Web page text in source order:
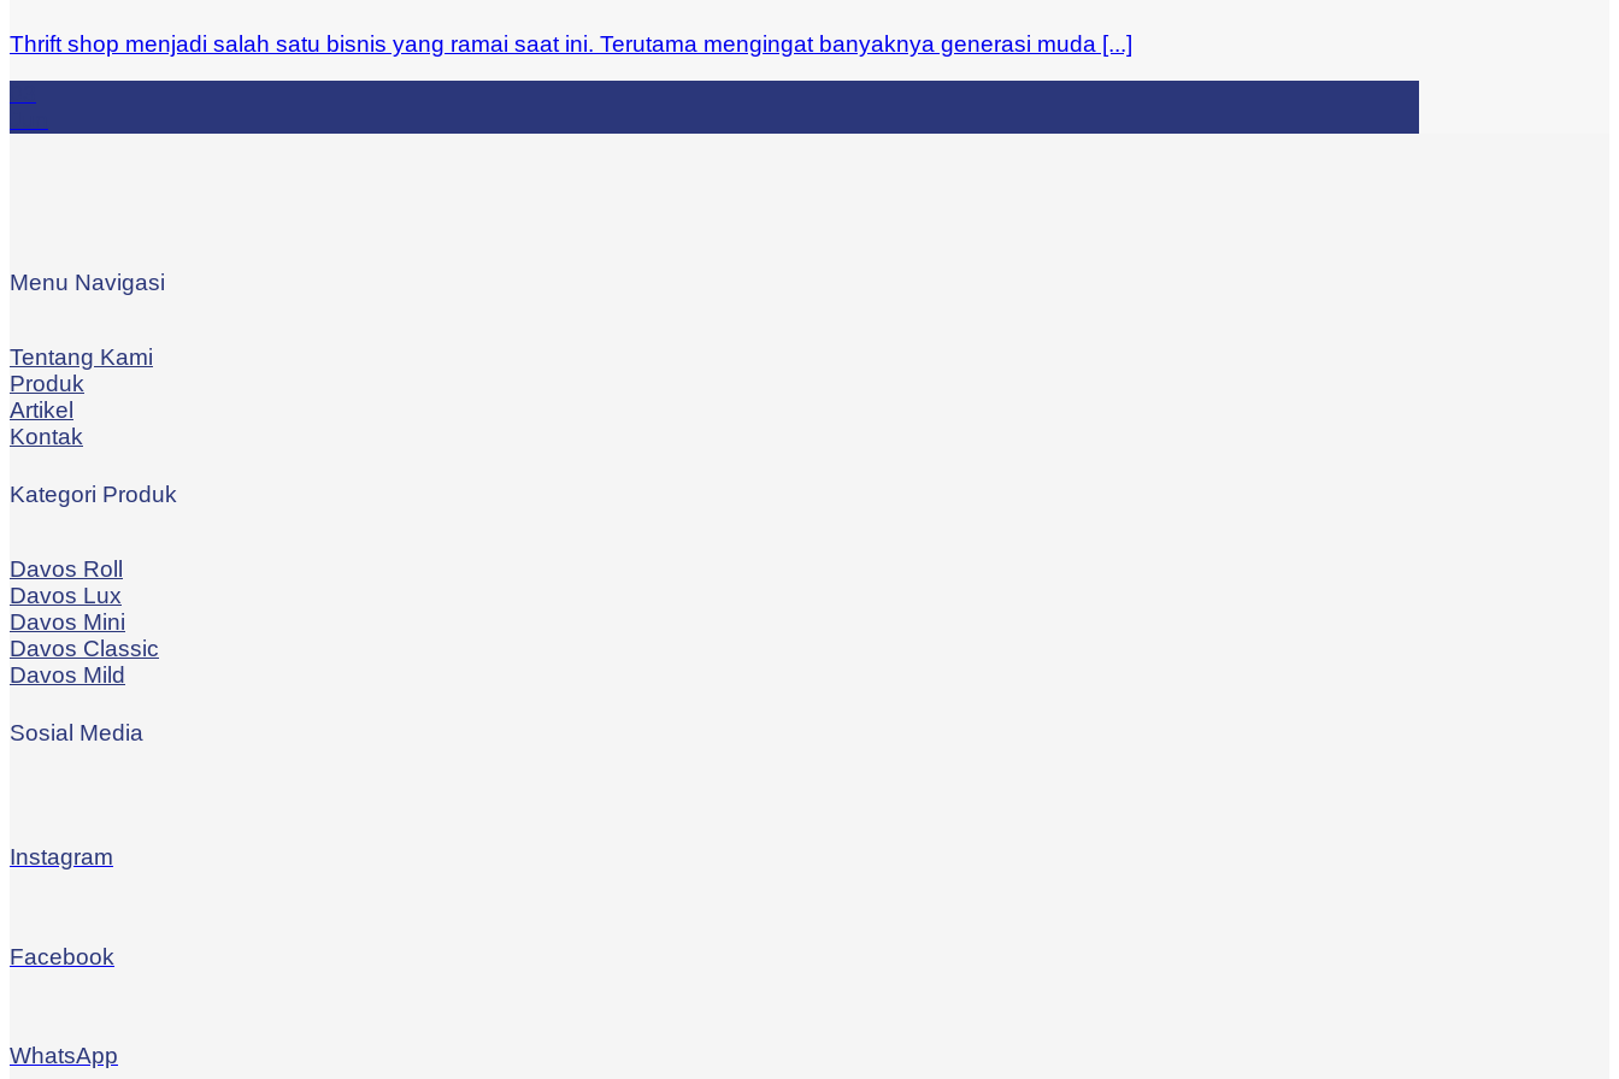
Thrift shop menjadi salah satu bisnis yang ramai saat ini. Terutama mengingat banyaknya generasi muda [...]
Menu Navigasi
Tentang Kami
Produk
Artikel
Kontak
Kategori Produk
Davos Roll
Davos Lux
Davos Mini
Davos Classic
Davos Mild
Sosial Media
Instagram
Facebook
WhatsApp